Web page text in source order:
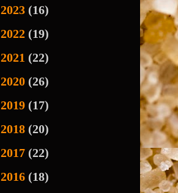
2023 (16)
2022 (19)
2021 (22)
2020 (26)
2019 (17)
2018 (20)
2017 (22)
2016 (18)